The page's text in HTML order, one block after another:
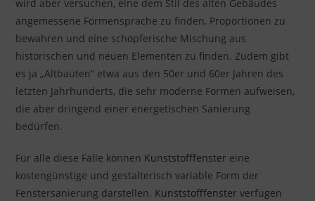
wird aber versuchen, eine dem Stil des alten Gebäudes
angemessene Formensprache zu finden, Proportionen zu
bewahren und eine schöpferische Mischung aus
historischen und neuen Elementen zu finden. Zudem gibt
es ja „Altbauten“ etwa aus den 50er und 60er Jahren des
letzten Jahrhunderts, die sehr moderne Formen aufweisen,
die aber dringend einer energetischen Sanierung
bedürfen.
Für alle diese Fälle können Kunststofffenster eine
kostengünstige und gestalterisch variable Form der
Fenstersanierung darstellen. Kunststofffenster verfügen